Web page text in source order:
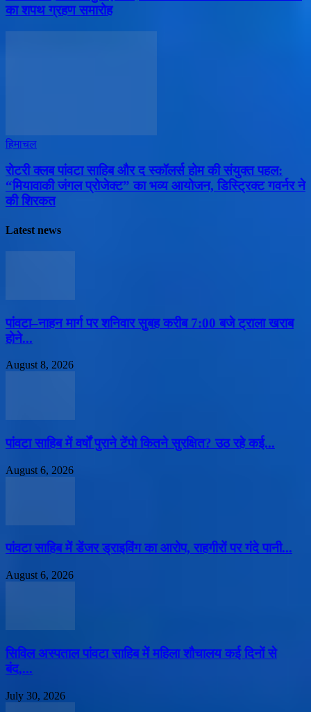
का शपथ ग्रहण समारोह
हिमाचल
​रोटरी क्लब पांवटा साहिब और द स्कॉलर्स होम की संयुक्त पहल:
“मियावाकी जंगल प्रोजेक्ट” का भव्य आयोजन, डिस्ट्रिक्ट गवर्नर ने
की शिरकत
Latest news
पांवटा–नाहन मार्ग पर शनिवार सुबह करीब 7:00 बजे ट्राला खराब
होने...
August 8, 2026
पांवटा साहिब में वर्षों पुराने टेंपो कितने सुरक्षित? उठ रहे कई...
August 6, 2026
पांवटा साहिब में डेंजर ड्राइविंग का आरोप, राहगीरों पर गंदे पानी...
August 6, 2026
सिविल अस्पताल पांवटा साहिब में महिला शौचालय कई दिनों से
बंद,...
July 30, 2026